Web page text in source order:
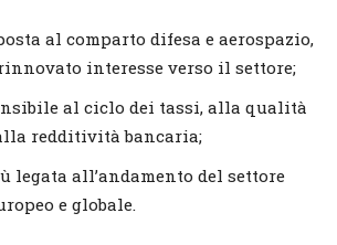
al comparto difesa e aerospazio,
interesse verso il settore;
al ciclo dei tassi, alla qualità
redditività bancaria;
legata all’andamento del settore
e globale.